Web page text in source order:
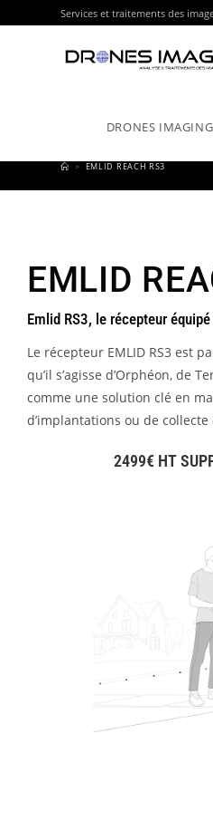
Services et traitements des
DRONES IMAGING
> EMLID REACH RS3
EMLID
Emlid RS3, le récepteur
Le récepteur EMLID RS3 est
qu’il s’agisse d’Orphéon, de
comme une solution clé en
d’implantations ou de
2499€ HT